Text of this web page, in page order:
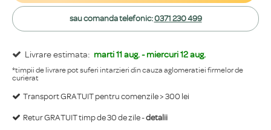
Livrare estimata: marti 11 aug. - miercuri 12 aug.
*timpii de livrare pot suferi intarzieri din cauza aglomeratiei firmelor de
curierat
Transport GRATUIT pentru comenzile > 300 lei
Retur GRATUIT timp de 30 de zile -detalii
sau comanda telefonic:0371 230 499